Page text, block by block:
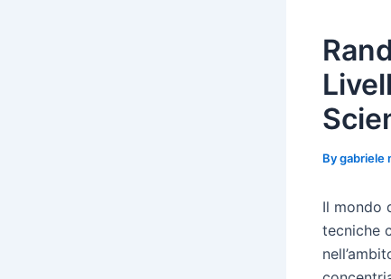
Bygabriele
Il mondo
tecniche